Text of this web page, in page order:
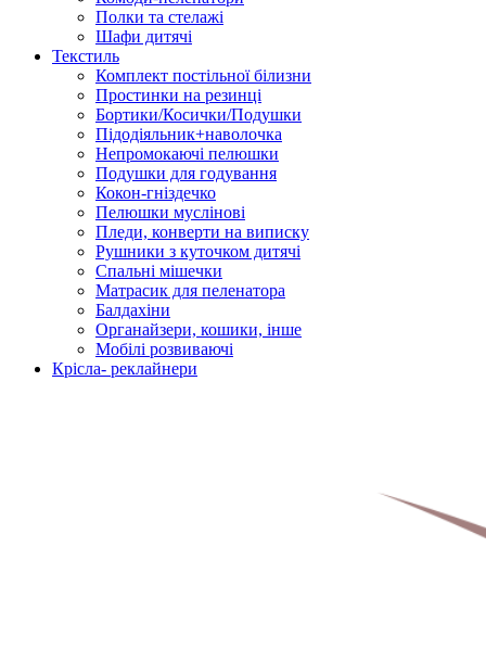
Полки та стелажі
Шафи дитячі
Текстиль
Комплект постільної білизни
Простинки на резинці
Бортики/Косички/Подушки
Підодіяльник+наволочка
Непромокаючі пелюшки
Подушки для годування
Кокон-гніздечко
Пелюшки муслінові
Пледи, конверти на виписку
Рушники з куточком дитячі
Спальні мішечки
Матрасик для пеленатора
Балдахіни
Органайзери, кошики, інше
Мобілі розвиваючі
Крісла- реклайнери